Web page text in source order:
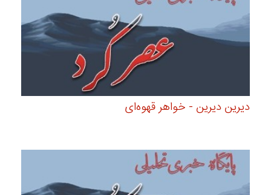
دیرین دیرین - خواهر قهوه‌ای